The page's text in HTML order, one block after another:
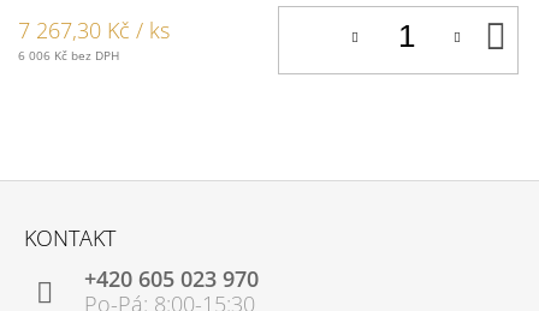
7 267,30 Kč / ks
6 006 Kč bez DPH
Z
KONTAKT
+420 605 023 970